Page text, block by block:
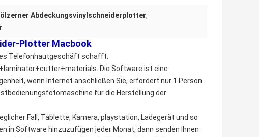
Abdeckungsvinylschneiderplotter,
Plotter Macbook
Telefonhautgeschäft schafft.
Die Software ist eine
wenn Internet anschließen Sie, erfordert nur 1 Person
für die Herstellung der
Fall, Tablette, Kamera, playstation, Ladegerät und so
in Software hinzuzufügen jeder Monat, dann senden Ihnen